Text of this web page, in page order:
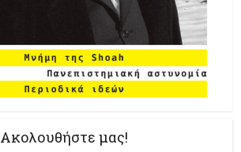
Ακολουθήστε μας!